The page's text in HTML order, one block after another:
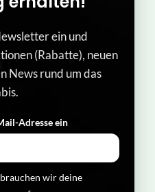
ein und
(Rabatte), neuen
News rund um das
Adresse ein​
wir deine